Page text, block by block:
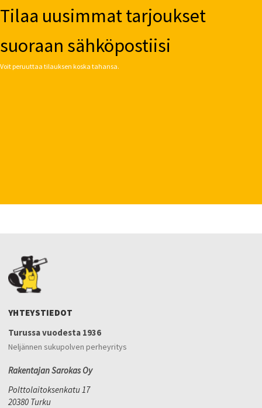
Tilaa uusimmat tarjoukset
suoraan sähköpostiisi
Voit peruuttaa tilauksen koska tahansa.
YHTEYSTIEDOT
Turussa vuodesta 1936
Neljännen sukupolven perheyritys
Rakentajan Sarokas Oy
Polttolaitoksenkatu 17
20380 Turku